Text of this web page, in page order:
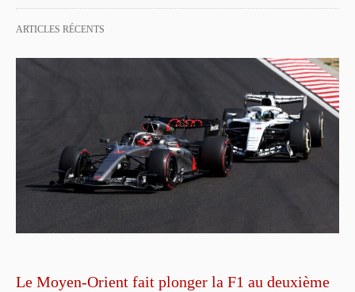
ARTICLES RÉCENTS
Le Moyen-Orient fait plonger la F1 au deuxième